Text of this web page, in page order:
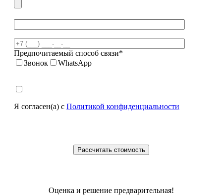
Предпочитаемый способ связи*
Звонок
WhatsApp
Я согласен(а) с Политикой конфиденциальности
Оценка и решение предварительная!